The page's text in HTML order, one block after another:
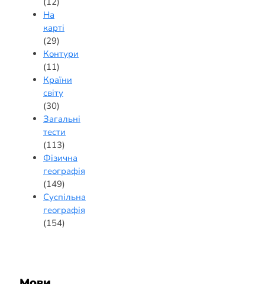
На
карті
(29)
Контури
(11)
Країни
світу
(30)
Загальні
тести
(113)
Фізична
географія
(149)
Суспільна
географія
(154)